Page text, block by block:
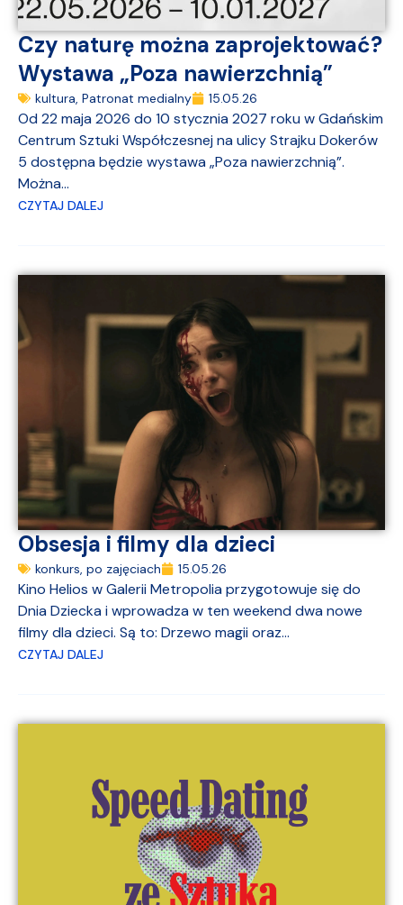
Czy naturę można zaprojektować?
Wystawa „Poza nawierzchnią”
kultura, Patronat medialny 15.05.26
Od 22 maja 2026 do 10 stycznia 2027 roku w Gdańskim
Centrum Sztuki Współczesnej na ulicy Strajku Dokerów
5 dostępna będzie wystawa „Poza nawierzchnią”.
Można...
CZYTAJ DALEJ
Obsesja i filmy dla dzieci
konkurs, po zajęciach 15.05.26
Kino Helios w Galerii Metropolia przygotowuje się do
Dnia Dziecka i wprowadza w ten weekend dwa nowe
filmy dla dzieci. Są to: Drzewo magii oraz...
CZYTAJ DALEJ